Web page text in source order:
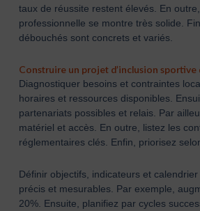
taux de réussite restent élevés. En outre,
professionnelle se montre très solide.
débouchés sont concrets et variés.
Construire un projet d’inclusion sportive
Diagnostiquer besoins et contraintes
horaires et ressources disponibles.
partenariats possibles et relais. Par
matériel et accès. En outre, listez les
réglementaires clés. Enfin, priorisez
Définir objectifs, indicateurs et
précis et mesurables. Par exemple,
20%. Ensuite, planifiez par cycles